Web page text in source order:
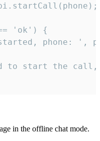
'ok') {
phone: ',
to start the
in the offline chat mode.